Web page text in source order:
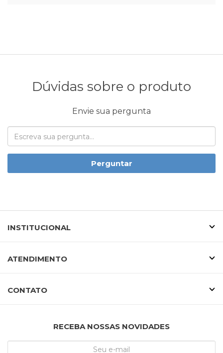
Dúvidas sobre o produto
Envie sua pergunta
Perguntar
INSTITUCIONAL
ATENDIMENTO
CONTATO
RECEBA NOSSAS NOVIDADES